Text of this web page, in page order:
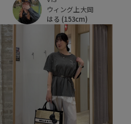
ウィング上大岡
はる (153cm)